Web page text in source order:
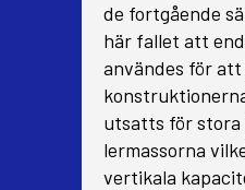
de fortgående
här fallet att
användes för
utsatts för stora
lermassorna
vertikala